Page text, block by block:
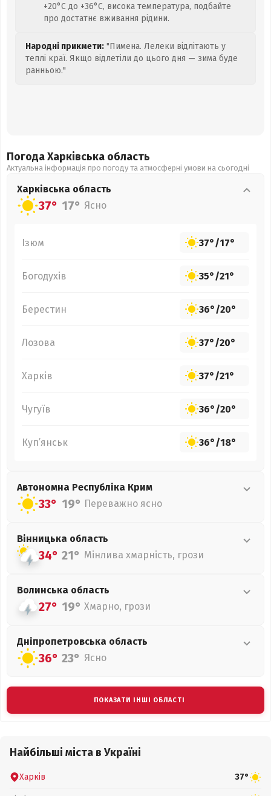
+20°C до +36°C, висока температура, подбайте
про достатнє вживання рідини.
Народні прикмети: "Пимена. Лелеки відлітають у
теплі краї. Якщо відлетіли до цього дня — зима буде
ранньою."
Погода Харківська область
Актуальна інформація про погоду та атмосферні умови на сьогодні
Харківська область
37° 17° Ясно
Ізюм 37°/17°
Богодухів 35°/21°
Берестин 36°/20°
Лозова 37°/20°
Харків 37°/21°
Чугуїв 36°/20°
Куп’янськ 36°/18°
Автономна Республіка Крим
33° 19° Переважно ясно
Вінницька область
34° 21° Мінлива хмарність, грози
Волинська область
27° 19° Хмарно, грози
Дніпропетровська область
36° 23° Ясно
ПОКАЗАТИ ІНШІ ОБЛАСТІ
Найбільші міста в Україні
Харків 37°